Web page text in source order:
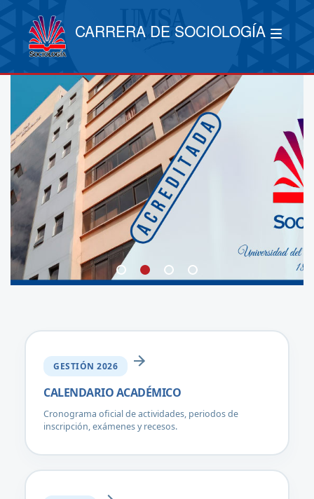
CARRERA DE SOCIOLOGÍA
GESTIÓN 2026
CALENDARIO ACADÉMICO
Cronograma oficial de actividades, periodos de
inscripción, exámenes y recesos.